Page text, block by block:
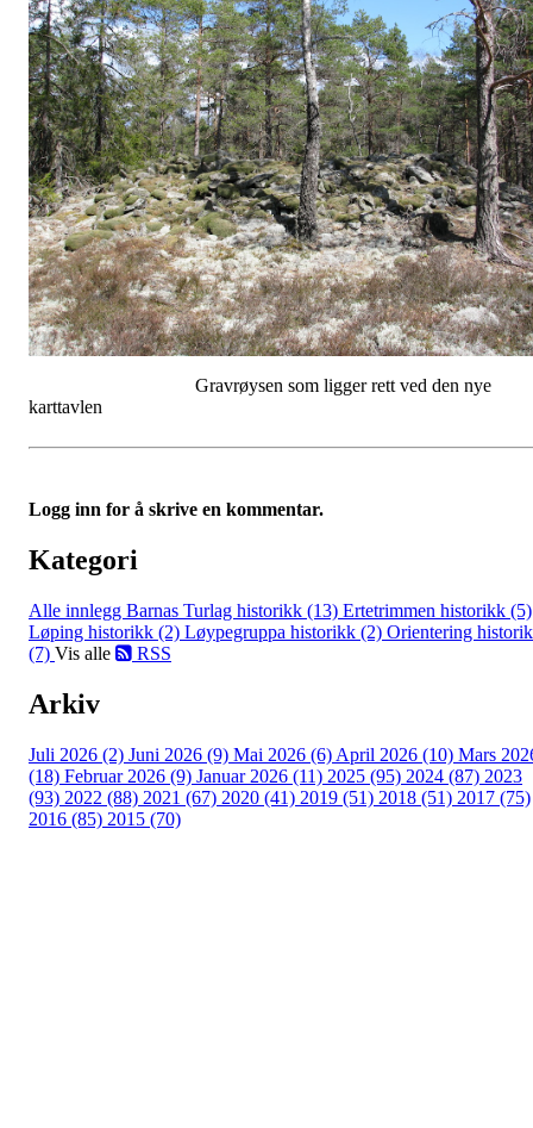
Gravrøysen som ligger rett ved den nye
karttavlen
Logg inn for å skrive en kommentar.
Kategori
Alle innlegg Barnas Turlag historikk (13) Ertetrimmen historikk (5)
Løping historikk (2) Løypegruppa historikk (2) Orientering
(7) Vis alle RSS
Arkiv
Juli 2026 (2) Juni 2026 (9) Mai 2026 (6) April 2026 (10) Mars
(18) Februar 2026 (9) Januar 2026 (11) 2025 (95) 2024 (87) 2023
(93) 2022 (88) 2021 (67) 2020 (41) 2019 (51) 2018 (51) 2017 (75)
2016 (85) 2015 (70)